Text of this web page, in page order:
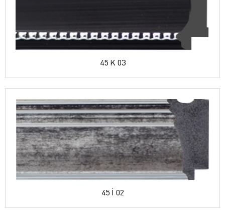
45 K 03
45 İ 02